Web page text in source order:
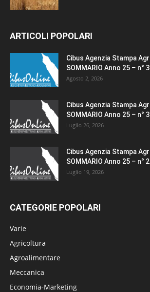
ARTICOLI POPOLARI
Cibus Agenzia Stampa
SOMMARIO Anno 25 – n°
Agosto 2, 2026
Cibus Agenzia Stampa
SOMMARIO Anno 25 – n°
Luglio 26, 2026
Cibus Agenzia Stampa
SOMMARIO Anno 25 – n°
Luglio 19, 2026
CATEGORIE POPOLARI
Varie
Agricoltura
Agroalimentare
Meccanica
Economia-Marketing